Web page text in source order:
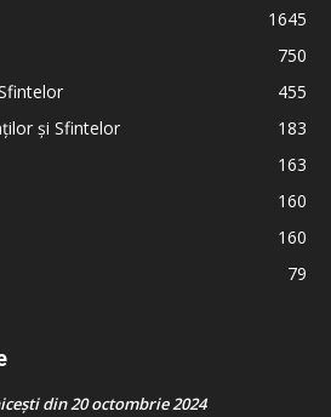
1645
750
455
și Sfintelor
183
163
160
160
79
din 20 octombrie 2024